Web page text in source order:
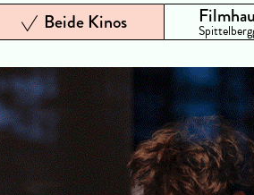
Beide Kinos